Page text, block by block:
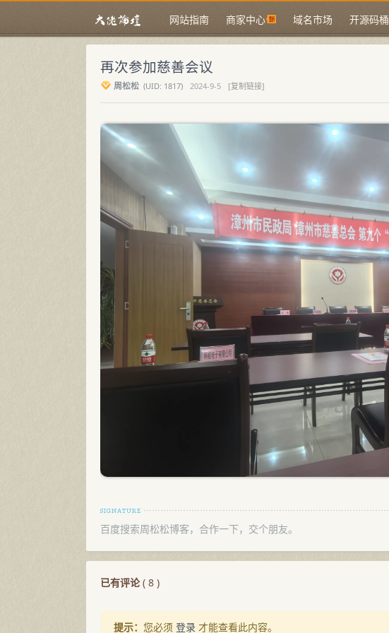
网站指南 商家中心 域名市场 开源码桶
再次参加慈善会议
周松松 (UID: 1817) 2024-9-5
[复制链接]
百度搜索周松松博客，合作一下，交个朋友。
已有评论( 8 )
提示： 您必须 登录 才能查看此内容。